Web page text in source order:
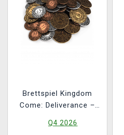
Brettspiel Kingdom
Come: Deliverance –
Metallmünzen
Q4 2026